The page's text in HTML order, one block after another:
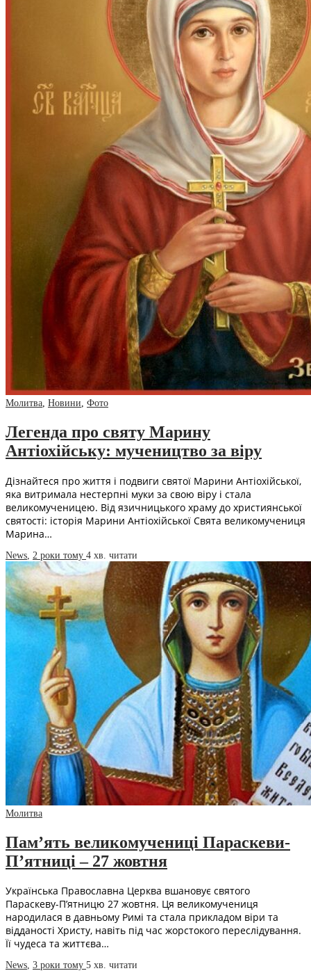
Молитва Новини Фото
Легенда про святу Марину
Антіохійську: мучеництво за віру
Дізнайтеся про життя і подвиги святої Марини Антіохійської,
яка витримала нестерпні муки за свою віру і стала
великомученицею. Від язичницького храму до християнської
святості: історія Марини Антіохійської Свята великомучениця
Марина…
News 2 роки тому 4 хв. читати
Молитва
Пам’ять великомучениці Параскеви-
П’ятниці – 27 жовтня
Українська Православна Церква вшановує святого
Параскеву-П’ятницю 27 жовтня. Ця великомучениця
народилася в давньому Римі та стала прикладом віри та
відданості Христу, навіть під час жорстокого переслідування.
Її чудеса та життєва…
News, 3 роки тому 5 хв. читати